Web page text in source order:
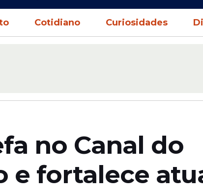
Cotidiano Curiosidades
no Canal do
e fortalece